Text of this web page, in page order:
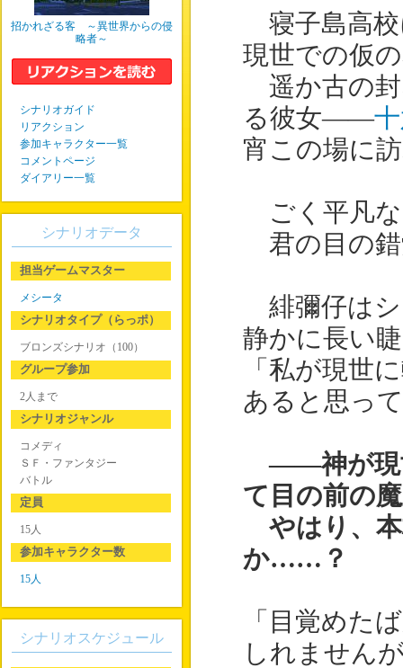
寝子島高
現世での仮
遥か古の封
る彼女――
宵この場に
ごく平凡な
君の目の
緋彌仔はシ
静かに長い
「私が現世
あると思っ
――神が現
て目の前の
やはり、本
か……？
「目覚めた
しれません
招かれざる客 ～異世界からの侵
略者～
シナリオガイド
リアクション
参加キャラクター一覧
コメントページ
ダイアリー一覧
シナリオデータ
担当ゲームマスター
メシータ
シナリオタイプ（らっポ）
ブロンズシナリオ（100）
グループ参加
2人まで
シナリオジャンル
コメディ
ＳＦ・ファンタジー
バトル
定員
15人
参加キャラクター数
15人
シナリオスケジュール